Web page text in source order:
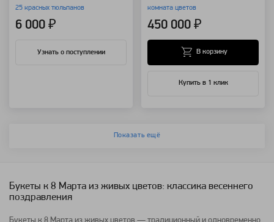
25 красных тюльпанов
6 000 ₽
Узнать о поступлении
комната цветов
450 000 ₽
Купить в 1 клик
В корзину
Показать ещё
Букеты к 8 Марта из живых цветов: классика весеннего
поздравления